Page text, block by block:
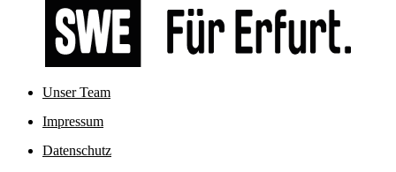
Unser Team
Impressum
Datenschutz